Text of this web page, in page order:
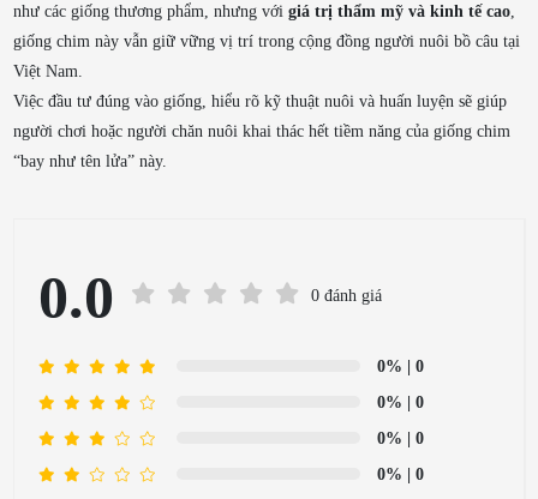
như các giống thương phẩm, nhưng với giá trị thẩm mỹ và kinh tế cao,
giống chim này vẫn giữ vững vị trí trong cộng đồng người nuôi bồ câu tại
Việt Nam.
Việc đầu tư đúng vào giống, hiểu rõ kỹ thuật nuôi và huấn luyện sẽ giúp
người chơi hoặc người chăn nuôi khai thác hết tiềm năng của giống chim
“bay như tên lửa” này.
0.0 0 đánh giá
0% | 0
0% | 0
0% | 0
0% | 0